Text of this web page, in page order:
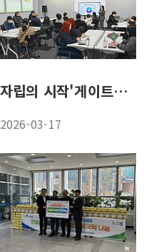
자립의 시작'게이트웨이' 교육으로 맞춤 지원
2026-03-17